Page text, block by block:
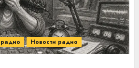
Новости радио